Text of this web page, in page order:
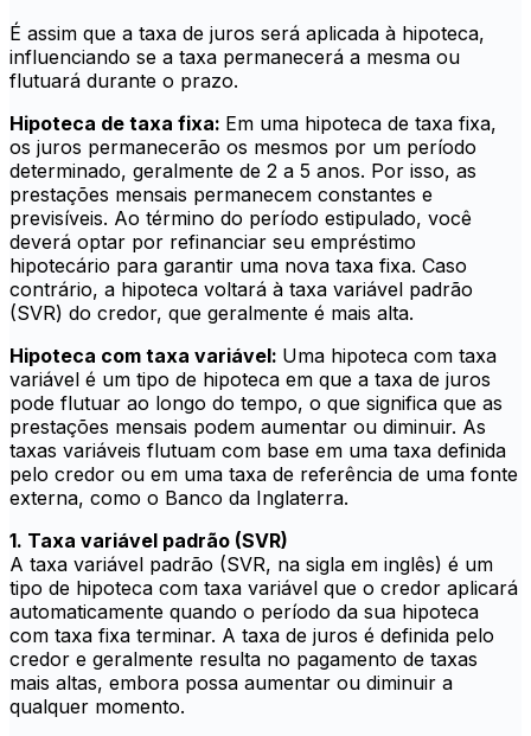
É assim que a taxa de juros será aplicada à hipoteca,
influenciando se a taxa permanecerá a mesma ou
flutuará durante o prazo.
Hipoteca de taxa fixa: Em uma hipoteca de taxa fixa,
os juros permanecerão os mesmos por um período
determinado, geralmente de 2 a 5 anos. Por isso, as
prestações mensais permanecem constantes e
previsíveis. Ao término do período estipulado, você
deverá optar por refinanciar seu empréstimo
hipotecário para garantir uma nova taxa fixa. Caso
contrário, a hipoteca voltará à taxa variável padrão
(SVR) do credor, que geralmente é mais alta.
Hipoteca com taxa variável: Uma hipoteca com taxa
variável é um tipo de hipoteca em que a taxa de juros
pode flutuar ao longo do tempo, o que significa que as
prestações mensais podem aumentar ou diminuir. As
taxas variáveis flutuam com base em uma taxa definida
pelo credor ou em uma taxa de referência de uma fonte
externa, como o Banco da Inglaterra.
1. Taxa variável padrão (SVR)
A taxa variável padrão (SVR, na sigla em inglês) é um
tipo de hipoteca com taxa variável que o credor aplicará
automaticamente quando o período da sua hipoteca
com taxa fixa terminar. A taxa de juros é definida pelo
credor e geralmente resulta no pagamento de taxas
mais altas, embora possa aumentar ou diminuir a
qualquer momento.